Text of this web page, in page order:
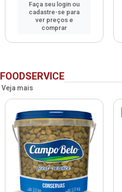
Faça seu login ou
cadastre-se para
ver preços e
comprar
FOODSERVICE
Veja mais